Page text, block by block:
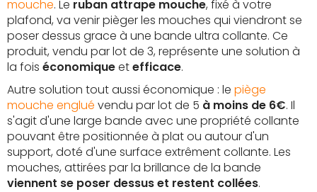
mouche. Le ruban attrape mouche, fixé à votre
plafond, va venir pièger les mouches qui viendront se
poser dessus grace à une bande ultra collante. Ce
produit, vendu par lot de 3, représente une solution à
la fois économiqueetefficace.
Autre solution tout aussi économique : le piège
mouche englué vendu par lot de 5 à moins de 6€. Il
s'agit d'une large bande avec une propriété collante
pouvant être positionnée à plat ou autour d'un
support, doté d'une surface extrêment collante. Les
mouches, attirées par la brillance de la bande
viennent se poser dessus et restent collées.